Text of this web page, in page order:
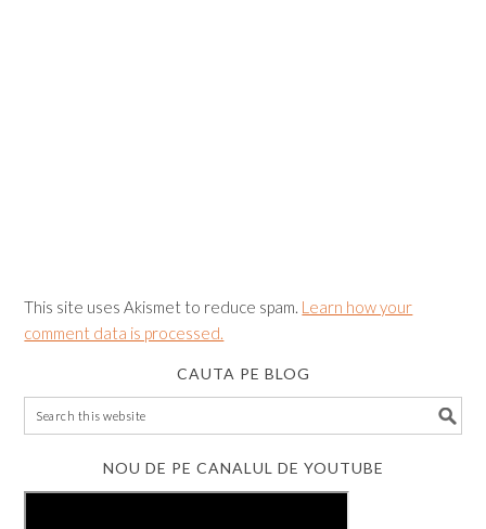
This site uses Akismet to reduce spam. Learn how your
comment data is processed.
CAUTA PE BLOG
NOU DE PE CANALUL DE YOUTUBE